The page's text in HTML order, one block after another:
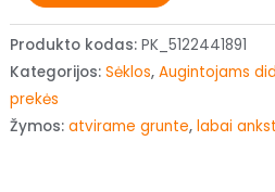
Produkto kodas:PK_5122441891
Kategorijos:Sėklos,Augintojams
prekės
Žymos:atvirame grunte,labai